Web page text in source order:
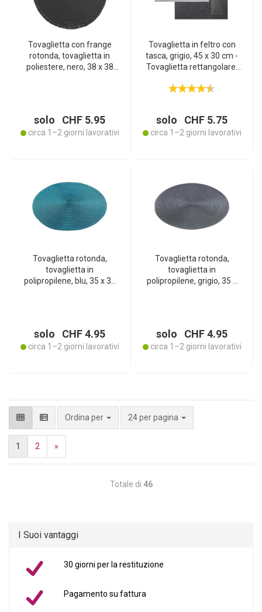
Tovaglietta con frange
rotonda, tovaglietta in
poliestere, nero, 38 x 38
solo CHF 5.95
circa 1–2 giorni lavorativi
Tovaglietta in feltro con
tasca, grigio, 45 x 30 cm -
Tovaglietta rettangolare,
decorazione moderna
solo CHF 5.75
circa 1–2 giorni lavorativi
Tovaglietta rotonda,
tovaglietta in
polipropilene, blu, 35 x 35
solo CHF 4.95
circa 1–2 giorni lavorativi
Tovaglietta rotonda,
tovaglietta in
polipropilene, grigio, 35 x
solo CHF 4.95
circa 1–2 giorni lavorativi
Ordina per 24 per pagina
1 2 »
Totale di 46
I Suoi vantaggi
30 giorni per la restituzione
Pagamento su fattura